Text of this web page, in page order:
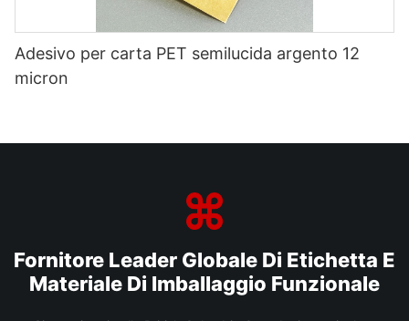
Adesivo per carta PET semilucida argento 12
micron
Fornitore Leader Globale Di Etichetta E
Materiale Di Imballaggio Funzionale